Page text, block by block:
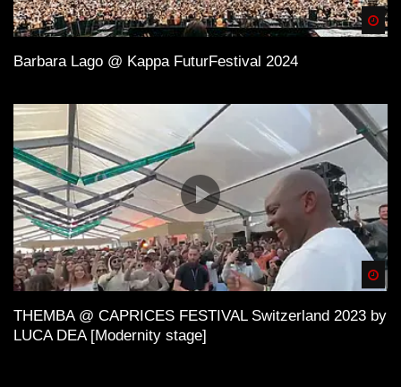
Barbara Lago @ Kappa FuturFestival 2024
THEMBA @ CAPRICES FESTIVAL Switzerland 2023 by
LUCA DEA [Modernity stage]